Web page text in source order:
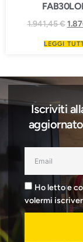
1.941,45€
LEGGI
Iscriviti
Ho letto e
volermi